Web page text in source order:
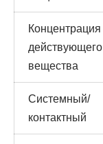
Концентрация
действующего
вещества
Системный/
контактный